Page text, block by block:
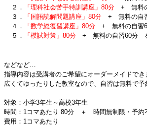
２．
「理科社会苦手特訓講座」80分 + 無料
３．
「国語読解問題講座」80分 + 無料の自
４．
「数学総復習講座」80分 + 無料の自習
５．
「模試対策」80分 + 無料の自習60分
などなど…
指導内容は受講者のご希望にオーダーメイドでき
広くてゆったりした教室なので、自習は無料で予
対象：小学3年生～高校3年生
時間：1コマあたり 80分 ＋ 時間無制限・予約
費用：1コマあたり